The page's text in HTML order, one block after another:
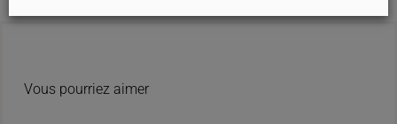
Vous pourriez aimer